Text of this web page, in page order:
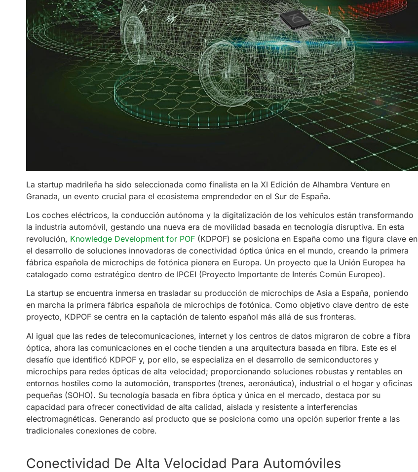
La startup madrileña ha sido seleccionada como finalista en la XI Edición de Alhambra Venture en
Granada, un evento crucial para el ecosistema emprendedor en el Sur de España.
Los coches eléctricos, la conducción autónoma y la digitalización de los vehículos están transformando
la industria automóvil, gestando una nueva era de movilidad basada en tecnología disruptiva. En esta
revolución, Knowledge Development for POF(KDPOF) se posiciona en España como una figura clave en
el desarrollo de soluciones innovadoras de conectividad óptica única en el mundo, creando la primera
fábrica española de microchips de fotónica pionera en Europa. Un proyecto que la Unión Europea ha
catalogado como estratégico dentro de IPCEI (Proyecto Importante de Interés Común Europeo).
La startup se encuentra inmersa en trasladar su producción de microchips de Asia a España, poniendo
en marcha la primera fábrica española de microchips de fotónica. Como objetivo clave dentro de este
proyecto, KDPOF se centra en la captación de talento español más allá de sus fronteras.
Al igual que las redes de telecomunicaciones, internet y los centros de datos migraron de cobre a fibra
óptica, ahora las comunicaciones en el coche tienden a una arquitectura basada en fibra. Este es el
desafío que identificó KDPOF y, por ello, se especializa en el desarrollo de semiconductores y
microchips para redes ópticas de alta velocidad; proporcionando soluciones robustas y rentables en
entornos hostiles como la automoción, transportes (trenes, aeronáutica), industrial o el hogar y oficinas
pequeñas (SOHO). Su tecnología basada en fibra óptica y única en el mercado, destaca por su
capacidad para ofrecer conectividad de alta calidad, aislada y resistente a interferencias
electromagnéticas. Generando así producto que se posiciona como una opción superior frente a las
tradicionales conexiones de cobre.
Conectividad De Alta Velocidad Para Automóviles